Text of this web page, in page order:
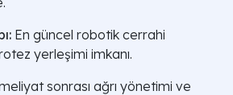
En güncel robotik cerrahi
yerleşimi imkanı.
sonrası ağrı yönetimi ve